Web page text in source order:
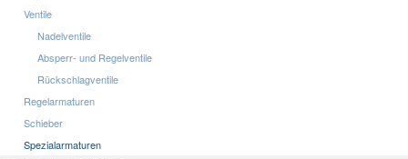
Ventile
Nadelventile
Absperr- und Regelventile
Rückschlagventile
Regelarmaturen
Schieber
Spezialarmaturen